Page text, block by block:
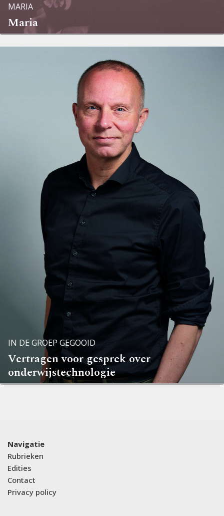
MARIA
Maria
IN DE GROEP GEGOOID
Vertragen voor gesprek over
onderwijstechnologie
Navigatie
Rubrieken
Edities
Contact
Privacy policy